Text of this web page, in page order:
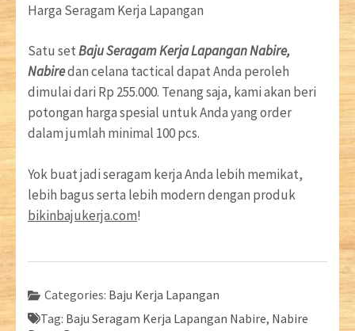
Harga Seragam Kerja Lapangan
Satu setBaju Seragam Kerja Lapangan Nabire,
Nabiredan celana tactical dapat Anda peroleh
dimulai dari Rp 255.000. Tenang saja, kami akan beri
potongan harga spesial untuk Anda yang order
dalam jumlah minimal 100 pcs.
Yok buat jadi seragam kerja Anda lebih memikat,
lebih bagus serta lebih modern dengan produk
bikinbajukerja.com!
Categories: Baju Kerja Lapangan
Tag: Baju Seragam Kerja Lapangan Nabire, Nabire